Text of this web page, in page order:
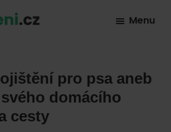
Menu
pro psa aneb
domácího
cesty